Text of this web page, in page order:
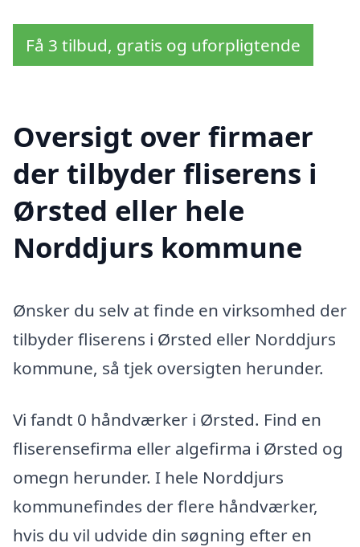
Få 3 tilbud, gratis og uforpligtende
Oversigt over firmaer
der tilbyder fliserens i
Ørsted eller hele
Norddjurs kommune
Ønsker du selv at finde en virksomhed der
tilbyder fliserens i Ørsted eller Norddjurs
kommune, så tjek oversigten herunder.
Vi fandt 0 håndværker i Ørsted. Find en
fliserensefirma eller algefirma i Ørsted og
omegn herunder. I hele Norddjurs
kommunefindes der flere håndværker,
hvis du vil udvide din søgning efter en